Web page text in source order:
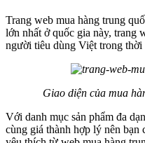
Trang web mua hàng trung
lớn nhất ở quốc gia này, trang
người tiêu dùng Việt trong thời
Giao diện của mua
Với danh mục sản phẩm đa
cùng giá thành hợp lý nên bạn